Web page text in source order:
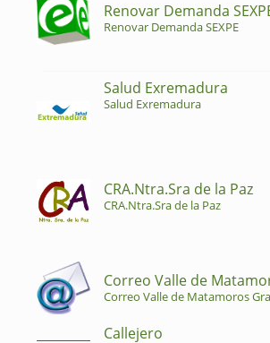
Renovar Demanda
Renovar Demanda SEXPE
Salud Exremadura
Salud Exremadura
CRA.Ntra.Sra de la Paz
CRA.Ntra.Sra de la Paz
Correo Valle de
Correo Valle de Matamoros
Callejero